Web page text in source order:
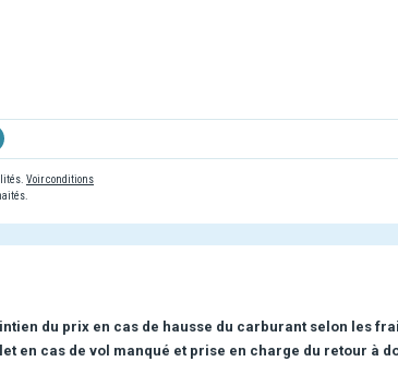
Voir conditions
du prix en cas de hausse du carburant selon les
en cas de vol manqué et prise en charge du retour à